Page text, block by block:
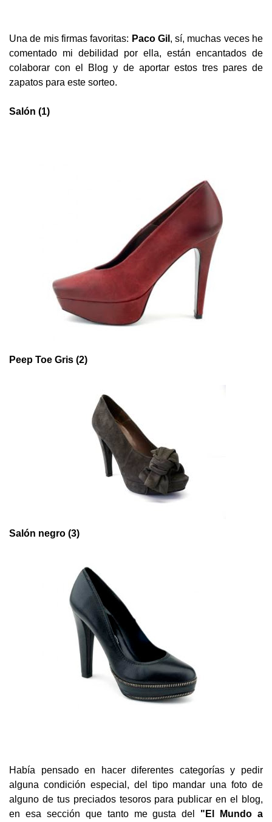
Una de mis firmas favoritas: Paco Gil , sí, muchas veces he
comentado mi debilidad por ella, están encantados de
colaborar con el Blog y de aportar estos tres pares de
zapatos para este sorteo.
Salón (1)
Peep Toe Gris (2)
Salón negro (3)
Había pensado en hacer diferentes categorías y pedir
alguna condición especial, del tipo mandar una foto de
alguno de tus preciados tesoros para publicar en el blog,
en esa sección que tanto me gusta del "El Mundo a